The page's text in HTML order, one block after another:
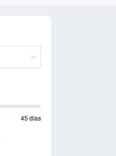
45 días